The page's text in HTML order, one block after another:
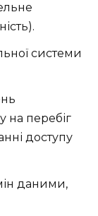
системи
на перебіг
доступу
даними,